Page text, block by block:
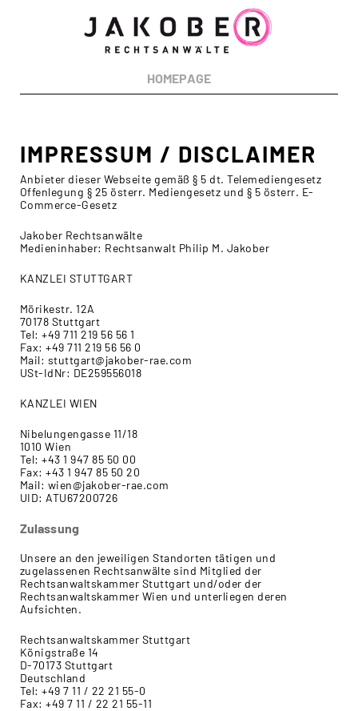
HOMEPAGE
IMPRESSUM / DISCLAIMER
Anbieter dieser Webseite gemäß § 5 dt. Telemediengesetz
Offenlegung § 25 österr. Mediengesetz und § 5 österr. E-
Commerce-Gesetz
Jakober Rechtsanwälte
Medieninhaber: Rechtsanwalt Philip M. Jakober
KANZLEI STUTTGART
Mörikestr. 12A
70178 Stuttgart
Tel: +49 711 219 56 56 1
Fax: +49 711 219 56 56 0
Mail: stuttgart@jakober-rae.com
USt-IdNr: DE259556018
KANZLEI WIEN
Nibelungengasse 11/18
1010 Wien
Tel: +43 1 947 85 50 00
Fax: +43 1 947 85 50 20
Mail: wien@jakober-rae.com
UID: ATU67200726
Zulassung
Unsere an den jeweiligen Standorten tätigen und
zugelassenen Rechtsanwälte sind Mitglied der
Rechtsanwaltskammer Stuttgart und/oder der
Rechtsanwaltskammer Wien und unterliegen deren
Aufsichten.
Rechtsanwaltskammer Stuttgart
Königstraße 14
D-70173 Stuttgart
Deutschland
Tel: +49 7 11 / 22 21 55-0
Fax: +49 7 11 / 22 21 55-11
RECHTSGEBIETE: Urheberrecht
Markenrecht
Designrecht
Medienrecht
Wettbewerbsrecht
Datenschutzrecht